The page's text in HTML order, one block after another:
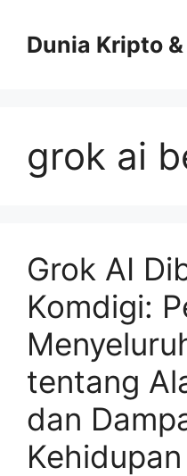
contentDunia Kripto
grok ai
Grok AI
Komdigi:
tentang
dan